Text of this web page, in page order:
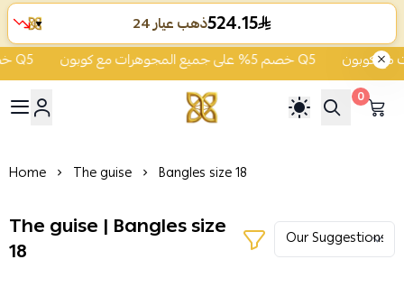
خصم 5% على جميع المجوهرات مع كوبون Q5 خصم 5% على جميع المجوهرات مع كوبون Q5
الشفاء للذهب والمجوهرات
0
Home The guise Bangles size 18
The guise | Bangles size
18
ذهب عيار 24524.15
▼